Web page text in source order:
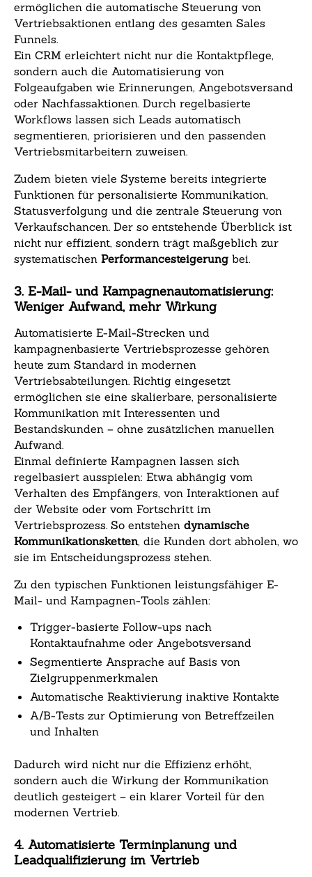
ermöglichen die automatische Steuerung von
Vertriebsaktionen entlang des gesamten Sales
Funnels.
Ein CRM erleichtert nicht nur die Kontaktpflege,
sondern auch die Automatisierung von
Folgeaufgaben wie Erinnerungen, Angebotsversand
oder Nachfassaktionen. Durch regelbasierte
Workflows lassen sich Leads automatisch
segmentieren, priorisieren und den passenden
Vertriebsmitarbeitern zuweisen.
Zudem bieten viele Systeme bereits integrierte
Funktionen für personalisierte Kommunikation,
Statusverfolgung und die zentrale Steuerung von
Verkaufschancen. Der so entstehende Überblick ist
nicht nur effizient, sondern trägt maßgeblich zur
systematischen Performancesteigerung bei.
3. E-Mail- und Kampagnenautomatisierung:
Weniger Aufwand, mehr Wirkung
Automatisierte E-Mail-Strecken und
kampagnenbasierte Vertriebsprozesse gehören
heute zum Standard in modernen
Vertriebsabteilungen. Richtig eingesetzt
ermöglichen sie eine skalierbare, personalisierte
Kommunikation mit Interessenten und
Bestandskunden – ohne zusätzlichen manuellen
Aufwand.
Einmal definierte Kampagnen lassen sich
regelbasiert ausspielen: Etwa abhängig vom
Verhalten des Empfängers, von Interaktionen auf
der Website oder vom Fortschritt im
Vertriebsprozess. So entstehen dynamische
Kommunikationsketten, die Kunden dort abholen, wo
sie im Entscheidungsprozess stehen.
Zu den typischen Funktionen leistungsfähiger E-
Mail- und Kampagnen-Tools zählen:
Trigger-basierte Follow-ups nach
Kontaktaufnahme oder Angebotsversand
Segmentierte Ansprache auf Basis von
Zielgruppenmerkmalen
Automatische Reaktivierung inaktive Kontakte
A/B-Tests zur Optimierung von Betreffzeilen
und Inhalten
Dadurch wird nicht nur die Effizienz erhöht,
sondern auch die Wirkung der Kommunikation
deutlich gesteigert – ein klarer Vorteil für den
modernen Vertrieb.
4. Automatisierte Terminplanung und
Leadqualifizierung im Vertrieb